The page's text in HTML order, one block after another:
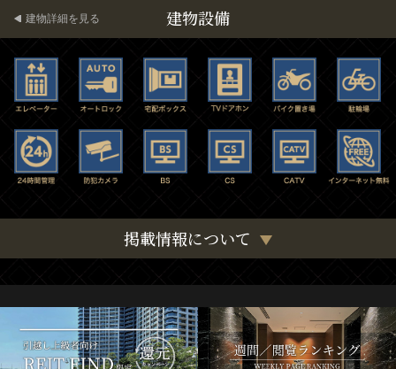
建物設備
建物詳細を見る
掲載情報について